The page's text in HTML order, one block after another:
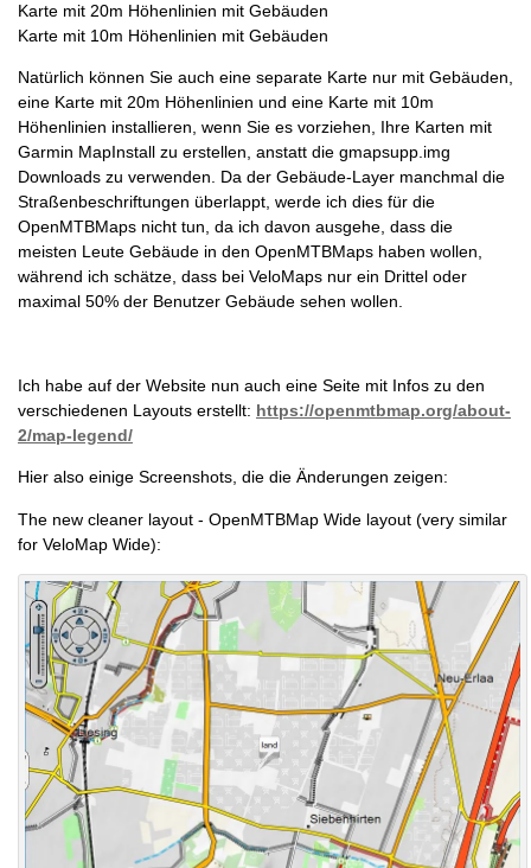
Karte mit 20m Höhenlinien mit Gebäuden
Karte mit 10m Höhenlinien mit Gebäuden
Natürlich können Sie auch eine separate Karte nur mit Gebäuden,
eine Karte mit 20m Höhenlinien und eine Karte mit 10m
Höhenlinien installieren, wenn Sie es vorziehen, Ihre Karten mit
Garmin MapInstall zu erstellen, anstatt die gmapsupp.img
Downloads zu verwenden. Da der Gebäude-Layer manchmal die
Straßenbeschriftungen überlappt, werde ich dies für die
OpenMTBMaps nicht tun, da ich davon ausgehe, dass die
meisten Leute Gebäude in den OpenMTBMaps haben wollen,
während ich schätze, dass bei VeloMaps nur ein Drittel oder
maximal 50% der Benutzer Gebäude sehen wollen.
Ich habe auf der Website nun auch eine Seite mit Infos zu den
verschiedenen Layouts erstellt: https://openmtbmap.org/about-
2/map-legend/
Hier also einige Screenshots, die die Änderungen zeigen:
The new cleaner layout - OpenMTBMap Wide layout (very similar
for VeloMap Wide):